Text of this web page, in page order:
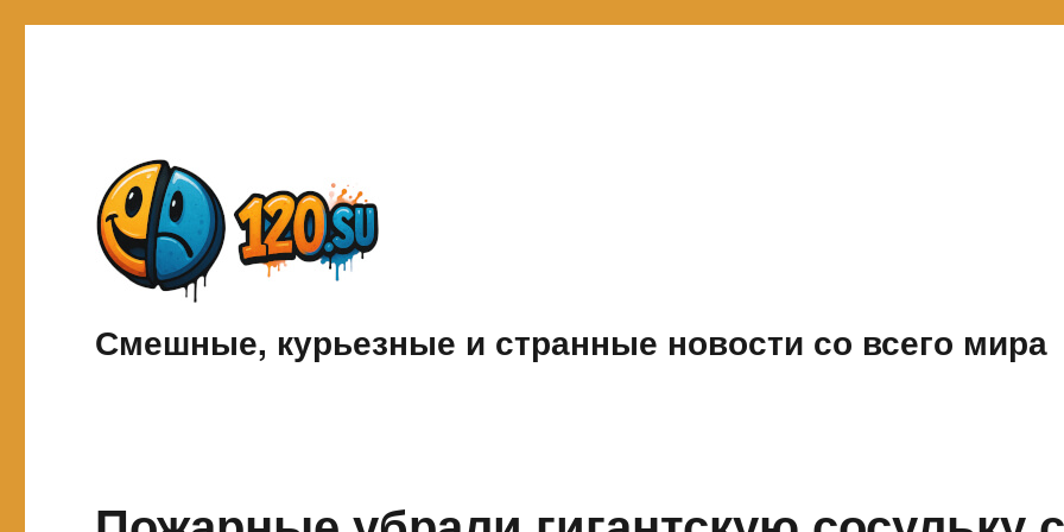
Смешные, курьезные и странные новости со всего мира